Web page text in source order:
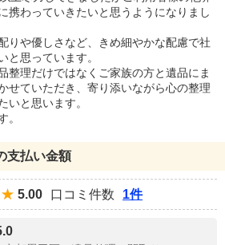
携わっていきたいと思うようになりまし
りや優しさなど、きめ細やかな配慮で社
と思っています。
整理だけではなくご家族の方と遺品にま
せていただき、寄り添いながら心の整理
いと思います。
。
支払い金額
5.00 口コミ件数 1件